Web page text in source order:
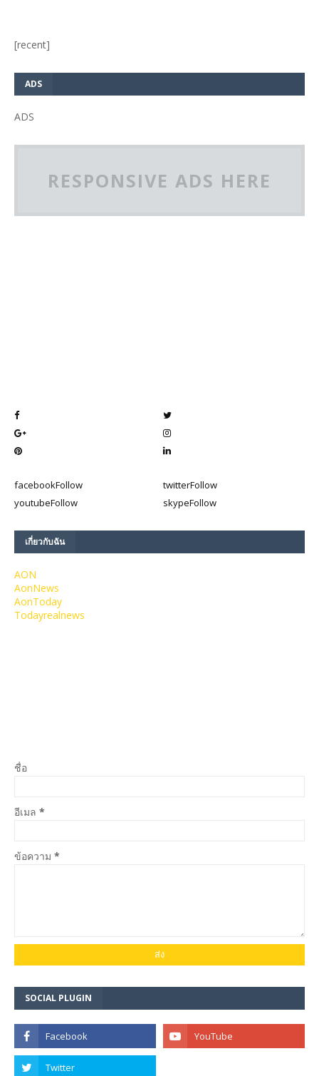
[recent]
ADS
ADS
RESPONSIVE ADS HERE
facebookFollow twitterFollow
youtubeFollow skypeFollow
เกี่ยวกับฉัน
AON
AonNews
AonToday
Todayrealnews
ชื่อ
อีเมล *
ข้อความ *
SOCIAL PLUGIN